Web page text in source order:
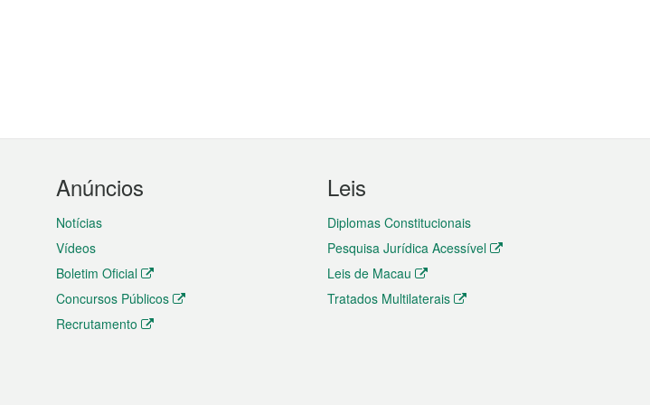
Anúncios
Notícias
Vídeos
Boletim Oficial
Concursos Públicos
Recrutamento
Leis
Diplomas Constitucionais
Pesquisa Jurídica Acessível
Leis de Macau
Tratados Multilaterais